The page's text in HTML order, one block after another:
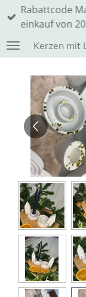
Zum
Hauptinhalt
springenKerzen mit
Rabattcode
einkauf von